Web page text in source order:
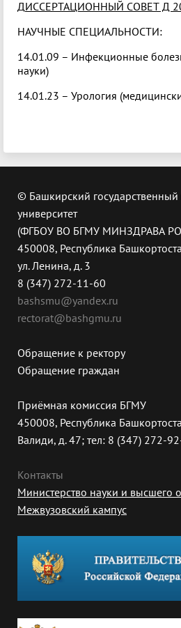
ДИССЕРТАЦИОННЫЙ СОВЕТ Д
НАУЧНЫЕ СПЕЦИАЛЬНОСТИ:
14.01.09 – Инфекционные
науки)
14.01.23 – Урология
© Башкирский
университет
(ФГБОУ ВО БГМУ МИНЗДРАВА
450008, Республика
ул. Ленина, д. 3
8 (347) 272-11-60
bashsmu@yandex.ru
rectorat@bashgmu.ru
Обращение к ректору
Обращение граждан
Приёмная комиссия БГМУ
450008, Республика
Валиди, д. 47; тел: 8 (347) 272-
Контакты
Министерство науки и высшего
Межвузовский кампус